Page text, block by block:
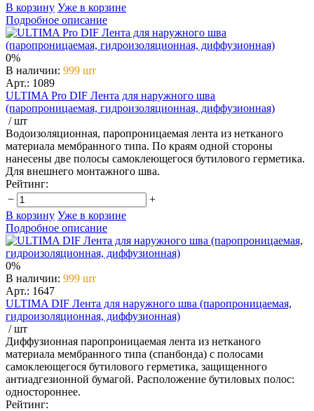
В корзину Уже в корзине
Подробное описание
0%
В наличии: 999 шт
Арт.: 1089
ULTIMA Pro DIF Лента для наружного шва
(паропроницаемая, гидроизоляционная, диффузионная)
/ шт
Водоизоляционная, паропроницаемая лента из нетканого
материала мембранного типа. По краям одной стороны
нанесены две полосы самоклеющегося бутилового герметика.
Для внешнего монтажного шва.
Рейтинг:
−
+
В корзину Уже в корзине
Подробное описание
0%
В наличии: 999 шт
Арт.: 1647
ULTIMA DIF Лента для наружного шва (паропроницаемая,
гидроизоляционная, диффузионная)
/ шт
Диффузионная паропроницаемая лента из нетканого
материала мембранного типа (спанбонда) с полосами
самоклеющегося бутилового герметика, защищенного
антиадгезионной бумагой. Расположение бутиловых полос:
одностороннее.
Рейтинг: